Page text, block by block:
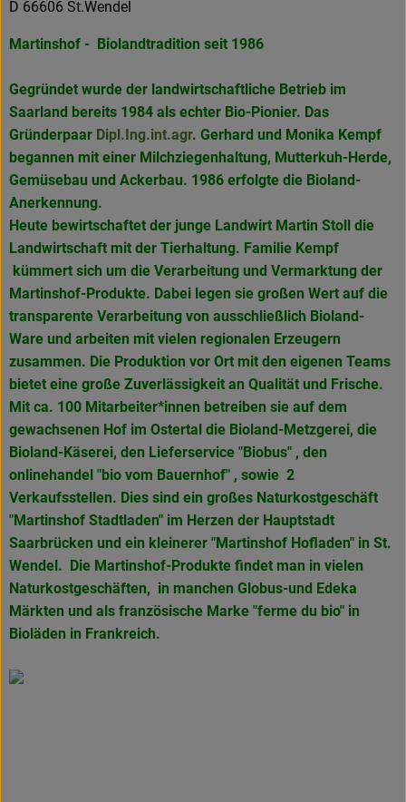
D 66606 St.Wendel
Martinshof - Biolandtradition seit 1986
Gegründet wurde der landwirtschaftliche Betrieb im
Saarland bereits 1984 als echter Bio-Pionier. Das
Gründerpaar Dipl.Ing.int.agr. Gerhard und Monika Kempf
begannen mit einer Milchziegenhaltung, Mutterkuh-Herde,
Gemüsebau und Ackerbau. 1986 erfolgte die Bioland-
Anerkennung.
Heute bewirtschaftet der junge Landwirt Martin Stoll die
Landwirtschaft mit der Tierhaltung. Familie Kempf
kümmert sich um die Verarbeitung und Vermarktung der
Martinshof-Produkte. Dabei legen sie großen Wert auf die
transparente Verarbeitung von ausschließlich Bioland-
Ware und arbeiten mit vielen regionalen Erzeugern
zusammen. Die Produktion vor Ort mit den eigenen Teams
bietet eine große Zuverlässigkeit an Qualität und Frische.
Mit ca. 100 Mitarbeiter*innen betreiben sie auf dem
gewachsenen Hof im Ostertal die Bioland-Metzgerei, die
Bioland-Käserei, den Lieferservice "Biobus" , den
onlinehandel "bio vom Bauernhof" , sowie 2
Verkaufsstellen. Dies sind ein großes Naturkostgeschäft
"Martinshof Stadtladen" im Herzen der Hauptstadt
Saarbrücken und ein kleinerer "Martinshof Hofladen" in St.
Wendel. Die Martinshof-Produkte findet man in vielen
Naturkostgeschäften, in manchen Globus-und Edeka
Märkten und als französische Marke "ferme du bio" in
Bioläden in Frankreich.